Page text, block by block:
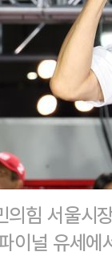
의힘 서울시
이널 유세